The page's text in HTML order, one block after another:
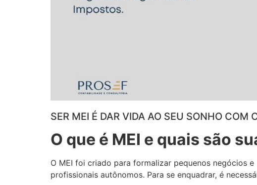
SER MEI É DAR VIDA AO SEU SONHO COM
O que é MEI e quais são
O MEI foi criado para formalizar pequenos negócios e
profissionais autônomos. Para se enquadrar, é